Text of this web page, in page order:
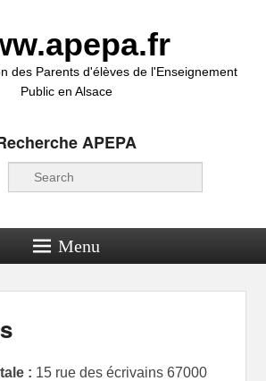
des Parents d'élèves de l'Enseignement
Public en Alsace
APEPA
Recherche
Menu
: 15 rue des écrivains 67000